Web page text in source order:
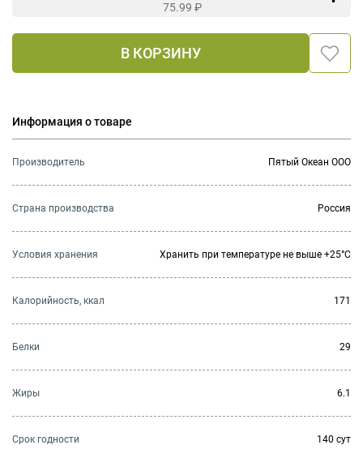
75.99 ₽
В КОРЗИНУ
Информация о товаре
Производитель Пятый Океан ООО
Страна производства Россия
Условия хранения Хранить при температуре не выше +25°C
Калорийность, ккал 171
Белки 29
Жиры 6.1
Cрок годности 140 сут